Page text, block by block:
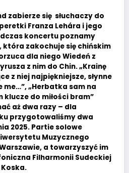
zabierze się słuchaczy do
Franza Lehára i jego
koncertu poznamy
która zakochuje się chińskim
dla niego Wiedeń z
z nim do Chin. „Krainę
z niej najpiękniejsze, słynne
me…”, „Herbatka sam na
klucze do miłości bram”
aż dwa razy – dla
przygotowaliśmy dwa
2025. Partie solowe
Muzycznego
a towarzyszyć im
Filharmonii Sudeckiej